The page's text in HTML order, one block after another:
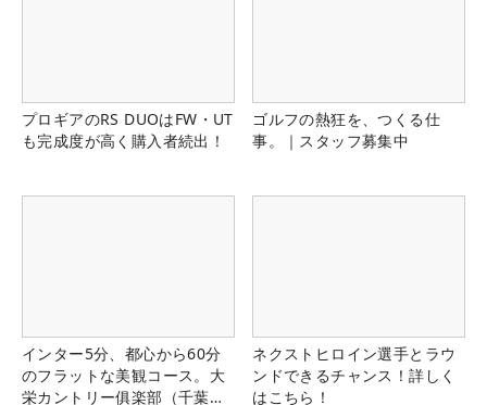
プロギアのRS DUOはFW・UT
も完成度が高く購入者続出！
ゴルフの熱狂を、つくる仕
事。｜スタッフ募集中
インター5分、都心から60分
のフラットな美観コース。大
栄カントリー俱楽部（千葉
ネクストヒロイン選手とラウ
ンドできるチャンス！詳しく
はこちら！